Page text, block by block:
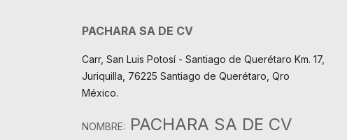
PACHARA SA DE CV
Carr, San Luis Potosí - Santiago de Querétaro Km. 17,
Juriquilla, 76225 Santiago de Querétaro, Qro
México.
NOMBRE: PACHARA SA DE CV